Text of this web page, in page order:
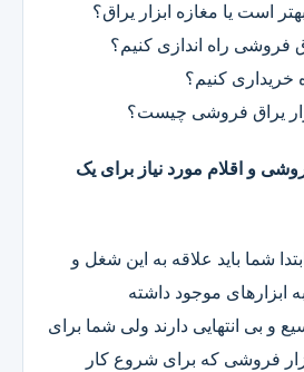
و اقلام مورد نیاز برای یک
شما باید علاقه به این شغل و
موجود داشته
و بی انتهایی دارند ولی شما برای
فروشی که برای شروع کار